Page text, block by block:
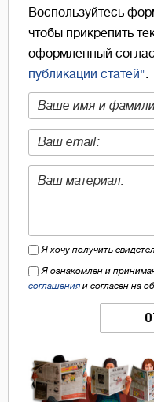
Воспользуйтесь
чтобы прикрепить
оформленный
публикации статей"
Я хочу получить
Я ознакомлен и
соглашения и согласен на